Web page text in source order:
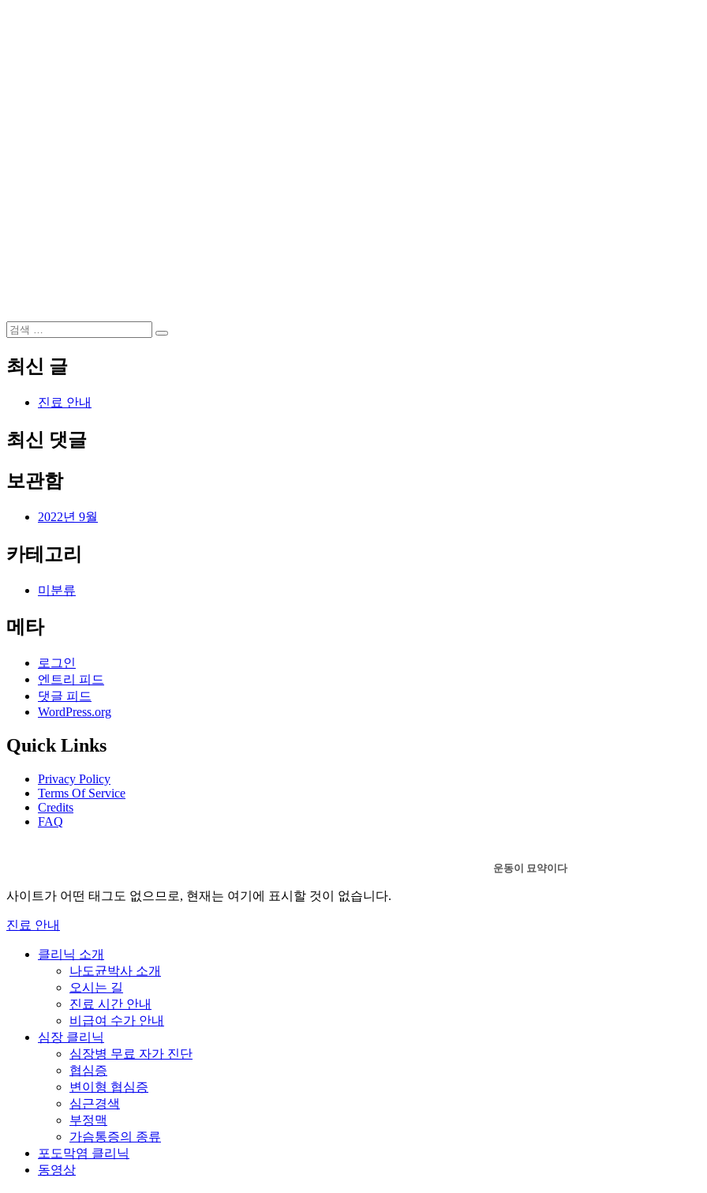
검
검
최신 글
진료 안내
최신 댓글
보관함
2022년 9월
카테고리
미분류
메타
로그인
엔트리 피드
댓글 피드
WordPress.org
Quick Links
Privacy Policy
Terms Of Service
Credits
FAQ
운동이 묘약이다
사이트가 어떤 태그도 없으므로, 현재는 여기에 표시할 것이 없습니다.
진료 안내
클리닉 소개
나도균박사 소개
오시는 길
진료 시간 안내
비급여 수가 안내
심장 클리닉
심장병 무료 자가 진단
협심증
변이형 협심증
심근경색
부정맥
가슴통증의 종류
포도막염 클리닉
동영상